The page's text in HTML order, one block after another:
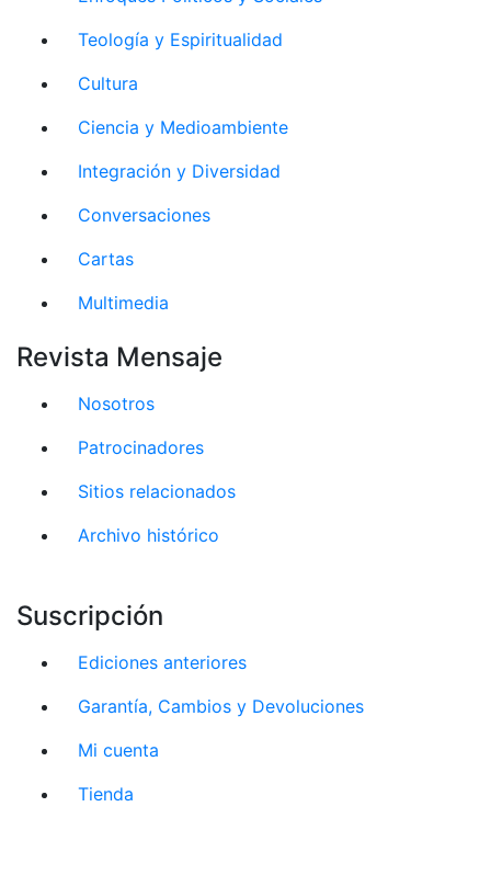
Teología y Espiritualidad
Cultura
Ciencia y Medioambiente
Integración y Diversidad
Conversaciones
Cartas
Multimedia
Revista Mensaje
Nosotros
Patrocinadores
Sitios relacionados
Archivo histórico
Suscripción
Ediciones anteriores
Garantía, Cambios y Devoluciones
Mi cuenta
Tienda